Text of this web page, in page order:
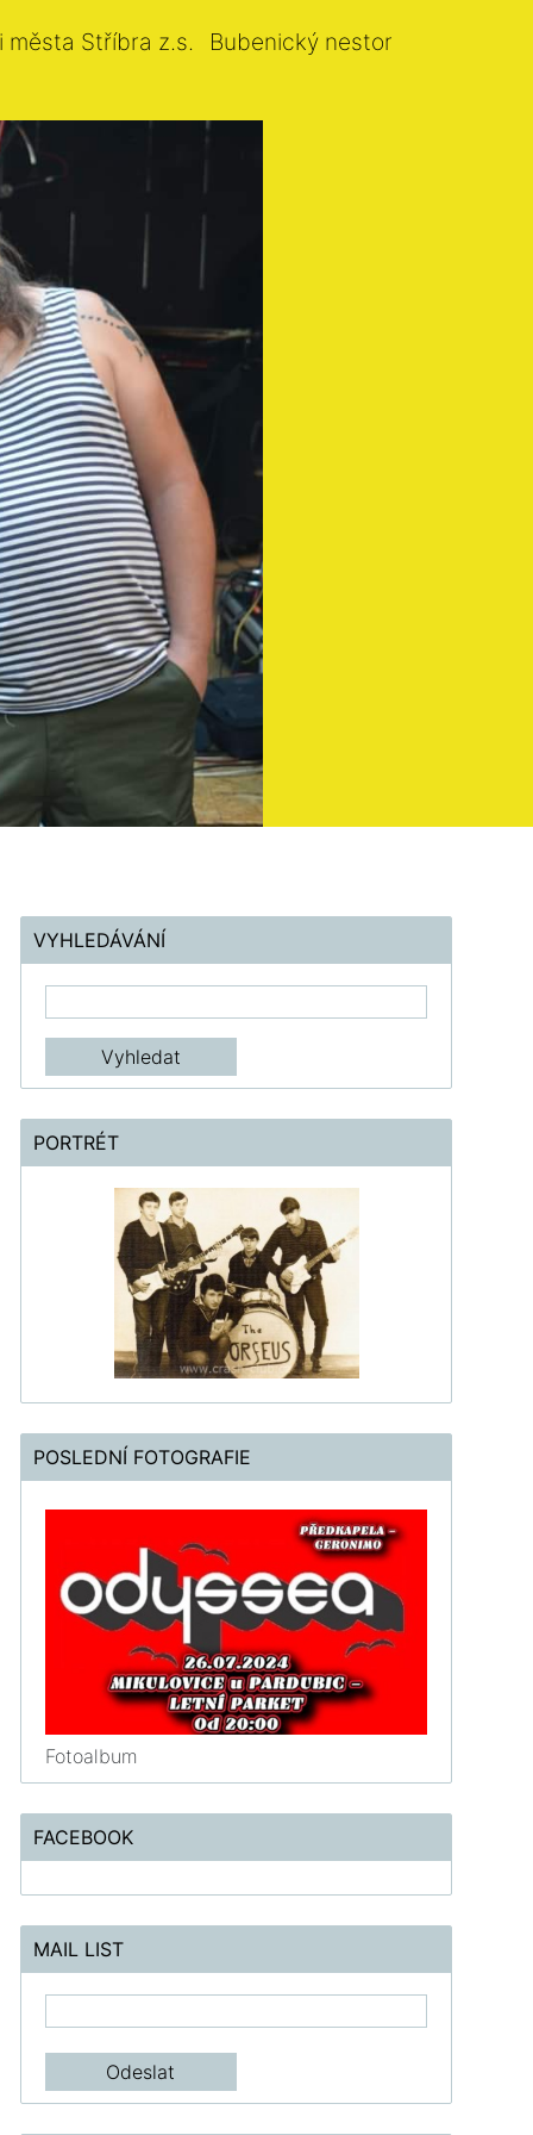
města Stříbra z.s. Bubenický nestor
VYHLEDÁVÁNÍ
PORTRÉT
POSLEDNÍ FOTOGRAFIE
Fotoalbum
FACEBOOK
MAIL LIST